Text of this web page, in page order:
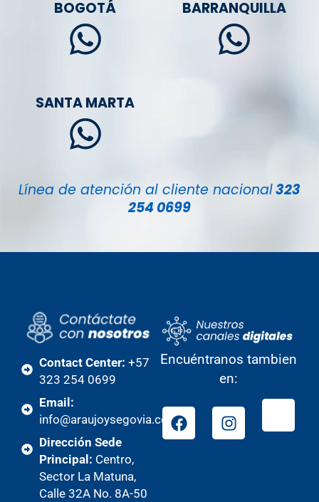
BOGOTÁ BARRANQUILLA
SANTA MARTA
Línea de atención al cliente nacional323
254 0699
Contact Center: +57
323 254 0699
Email:
info@araujoysegovia.com
Dirección Sede
Principal: Centro,
Sector La Matuna,
Calle 32A No. 8A-50
Encuéntranos tambien
en: